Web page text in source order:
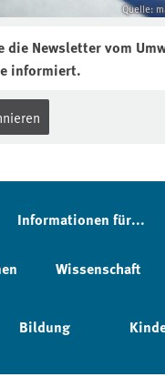
Quelle:
die Newsletter vom
informiert.
Informationen für...
Wissenschaft
Bildung